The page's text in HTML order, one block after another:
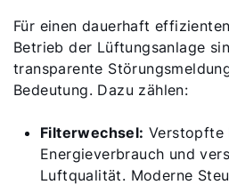
Für einen dauerhaft
Betrieb der Lüftungsanlage
transparente
Bedeutung. Dazu zählen:
Filterwechsel: Verstopfte
Energieverbrauch und
Luftqualität. Moderne